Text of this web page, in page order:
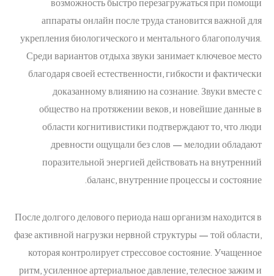
возможность быстро перезагружаться при помощи
аппараты онлайн после труда становится важной для
укрепления биологического и ментального благополучия.
Среди вариантов отдыха звуки занимает ключевое место
благодаря своей естественности, гибкости и фактически
доказанному влиянию на сознание. Звуки вместе с
общество на протяжении веков, и новейшие данные в
области когнитивистики подтверждают то, что люди
древности ощущали без слов — мелодии обладают
поразительной энергией действовать на внутренний
баланс, внутренние процессы и состояние.
После долгого делового периода наш организм находится в
фазе активной нагрузки нервной структуры — той области,
которая контролирует стрессовое состояние. Учащенное
ритм, усиленное артериальное давление, телесное зажим и